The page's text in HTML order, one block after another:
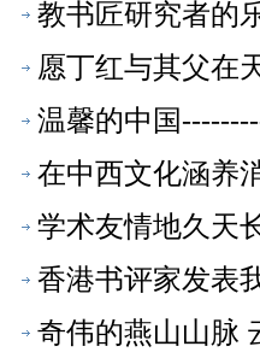
教书匠研究者的
愿丁红与其父在
温馨的中国
在中西文化涵养
学术友情地久天
香港书评家发表
奇伟的燕山山脉